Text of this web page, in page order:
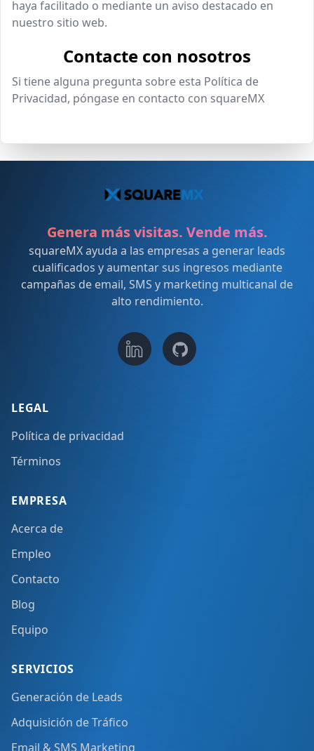
haya facilitado o mediante un aviso destacado en
nuestro sitio web.
Contacte con nosotros
Si tiene alguna pregunta sobre esta Política de
Privacidad, póngase en contacto con squareMX
Genera más visitas. Vende más.
squareMX ayuda a las empresas a generar leads
cualificados y aumentar sus ingresos mediante
campañas de email, SMS y marketing multicanal de
alto rendimiento.
LEGAL
Política de privacidad
Términos
EMPRESA
Acerca de
Empleo
Contacto
Blog
Equipo
SERVICIOS
Generación de Leads
Adquisición de Tráfico
Email & SMS Marketing